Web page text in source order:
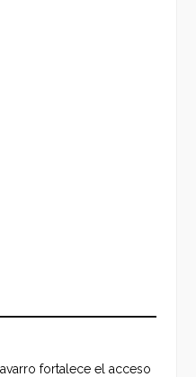
fortalece el acceso